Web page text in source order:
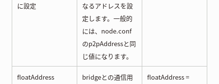
に設定
なるアドレスを設
定します。一般的
には、node.conf
のp2pAddressと同
じ値になります。
floatAddress
bridgeとの通信用
floatAddress =